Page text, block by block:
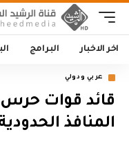
اخر الاخبار البرامج
عربي ودولي
قائد قوات حرس
المنافذ